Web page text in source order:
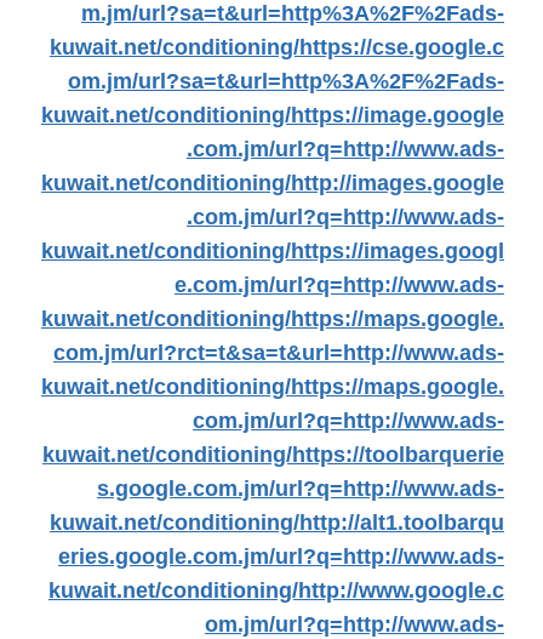
m.jm/url?sa=t&url=http%3A%2F%2Fads-
kuwait.net/conditioning/https://cse.google.c
om.jm/url?sa=t&url=http%3A%2F%2Fads-
kuwait.net/conditioning/https://image.google
.com.jm/url?q=http://www.ads-
kuwait.net/conditioning/http://images.google
.com.jm/url?q=http://www.ads-
kuwait.net/conditioning/https://images.googl
e.com.jm/url?q=http://www.ads-
kuwait.net/conditioning/https://maps.google.
com.jm/url?rct=t&sa=t&url=http://www.ads-
kuwait.net/conditioning/https://maps.google.
com.jm/url?q=http://www.ads-
kuwait.net/conditioning/https://toolbarquerie
s.google.com.jm/url?q=http://www.ads-
kuwait.net/conditioning/http://alt1.toolbarqu
eries.google.com.jm/url?q=http://www.ads-
kuwait.net/conditioning/http://www.google.c
om.jm/url?q=http://www.ads-